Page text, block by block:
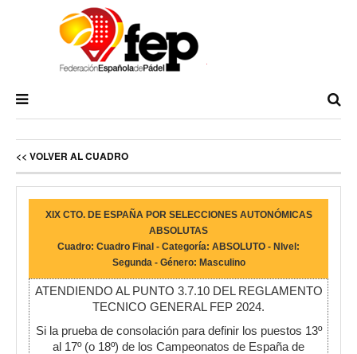
<< VOLVER AL CUADRO
XIX CTO. DE ESPAÑA POR SELECCIONES AUTONÓMICAS
ABSOLUTAS
Cuadro: Cuadro Final - Categoría: ABSOLUTO - NIvel:
Segunda - Género: Masculino
ATENDIENDO AL PUNTO 3.7.10 DEL REGLAMENTO
TECNICO GENERAL FEP 2024.
Si la prueba de consolación para definir los puestos 13º
al 17º (o 18º) de los Campeonatos de España de